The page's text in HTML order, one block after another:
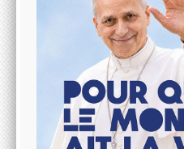
10 & 20 km de Tours
Lutter contre les ABUS
Aller à la rencontre du Pape